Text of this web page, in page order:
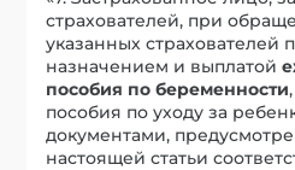
страхователей, при
указанных страхователей
назначением и выплатой
пособия по беременности
пособия по уходу за
документами,
настоящей статьи